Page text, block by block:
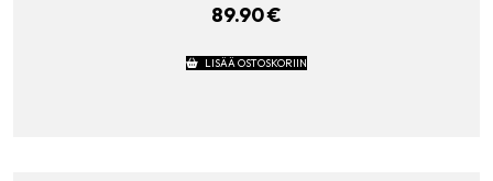
89.90€
LISÄÄ OSTOSKORIIN